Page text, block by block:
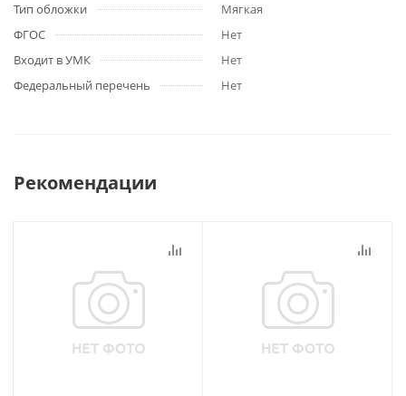
Тип обложки
Мягкая
ФГОС
Нет
Входит в УМК
Нет
Федеральный перечень
Нет
Рекомендации